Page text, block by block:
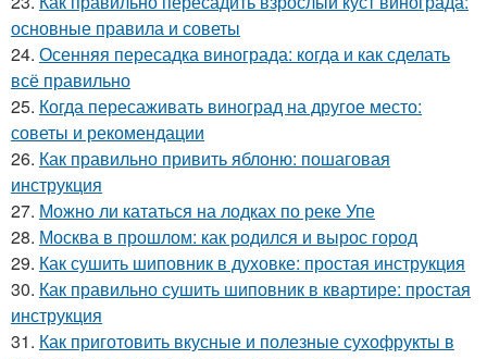
основные правила и советы
24. Осенняя пересадка винограда: когда и как сделать
всё правильно
25. Когда пересаживать виноград на другое место:
советы и рекомендации
26. Как правильно привить яблоню: пошаговая
инструкция
27. Можно ли кататься на лодках по реке Упе
28. Москва в прошлом: как родился и вырос город
29. Как сушить шиповник в духовке: простая инструкция
30. Как правильно сушить шиповник в квартире: простая
инструкция
31. Как приготовить вкусные и полезные сухофрукты в